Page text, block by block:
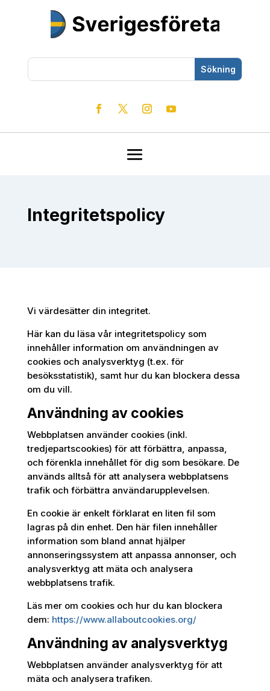
Integritetspolicy
Vi värdesätter din integritet.
Här kan du läsa vår integritetspolicy som
innehåller information om användningen av
cookies och analysverktyg (t.ex. för
besöksstatistik), samt hur du kan blockera dessa
om du vill.
Användning av cookies
Webbplatsen använder cookies (inkl.
tredjepartscookies) för att förbättra, anpassa,
och förenkla innehållet för dig som besökare. De
används alltså för att analysera webbplatsens
trafik och förbättra användarupplevelsen.
En cookie är enkelt förklarat en liten fil som
lagras på din enhet. Den här filen innehåller
information som bland annat hjälper
annonseringssystem att anpassa annonser, och
analysverktyg att mäta och analysera
webbplatsens trafik.
Läs mer om cookies och hur du kan blockera
dem: https://www.allaboutcookies.org/
Användning av analysverktyg
Webbplatsen använder analysverktyg för att
mäta och analysera trafiken.